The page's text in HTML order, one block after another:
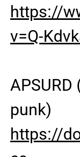
https://
v=Q-
punk)
https://